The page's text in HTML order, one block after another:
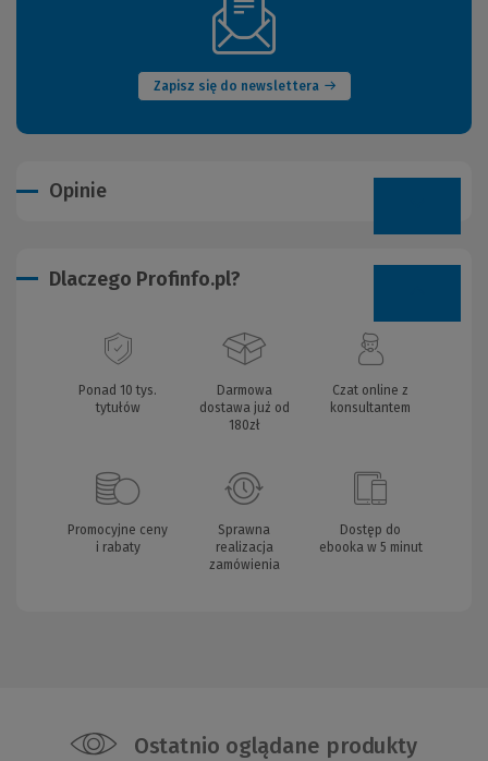
Zapisz się do newslettera
(Nowe
okno)
Opinie
Dlaczego Profinfo.pl?
Ponad 10 tys.
tytułów
Darmowa
dostawa już od
180zł
Czat online z
konsultantem
Promocyjne ceny
i rabaty
Sprawna
realizacja
zamówienia
Dostęp do
ebooka w 5 minut
Ostatnio oglądane produkty